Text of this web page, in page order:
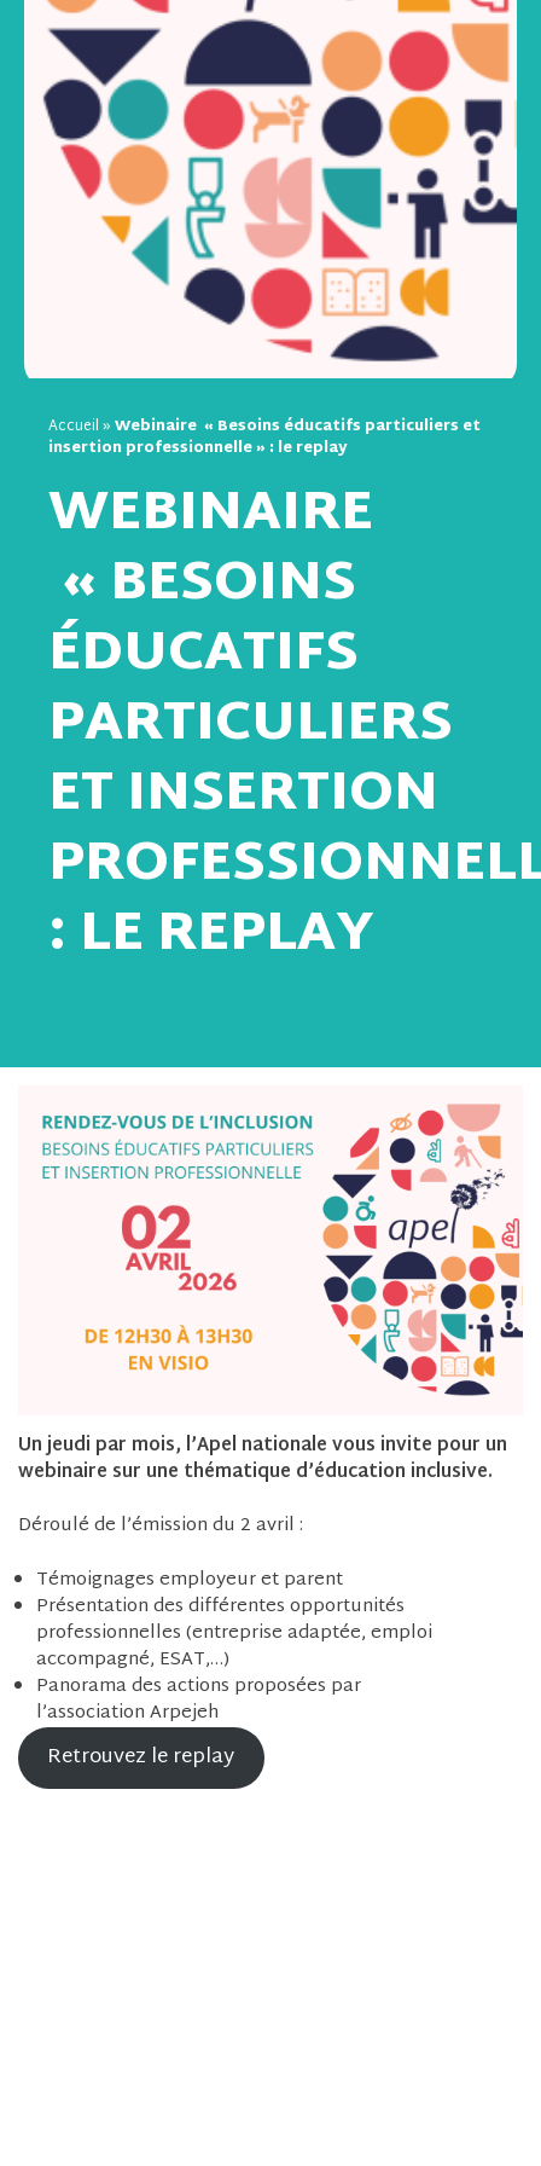
Accueil»Webinaire « Besoins éducatifs particuliers et
insertion professionnelle » : le replay
WEBINAIRE
« BESOINS
ÉDUCATIFS
PARTICULIERS
ET INSERTION
: LE REPLAY
Un jeudi par mois, l’Apel nationale vous invite pour un
webinaire sur une thématique d’éducation inclusive.
Déroulé de l’émission du 2 avril :
Témoignages employeur et parent
Présentation des différentes opportunités
professionnelles (entreprise adaptée, emploi
accompagné, ESAT,…)
Panorama des actions proposées par
l’association Arpejeh
Retrouvez le replay